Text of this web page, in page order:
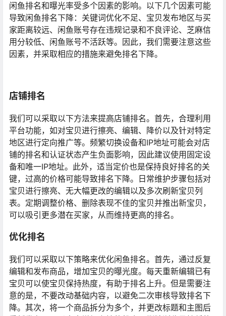
闲鱼排名和曝光率受多个因素的影响。以下几个因素可能
导致闲鱼排名下降：关键词优化不足、宝贝发布地区与买
家距离较远、闲鱼账号存在违规记录和不良评论、芝麻信
用分较低、闲鱼账号不活跃等。因此，我们需要注意这些
因素，并采取相应的措施来避免排名下降。
店铺排名
我们可以采取以下方法来提高店铺排名。首先，合理利用
平台功能，如对宝贝进行擦亮、编辑、降价以及针对特定
地区进行定向推广等。频繁切换设备和IP地址可能会对店
铺的排名和认证状态产生负面影响，因此建议使用固定设
备和唯一IP地址。此外，适当定价也是保持良好排名的关
键，过高的价格可能导致排名下降。日常维护步骤包括对
宝贝进行擦亮、无大幅更改的编辑以及多次刷新宝贝列
表。定期调整价格、删除表现不佳的宝贝并推出新宝贝，
可以吸引更多潜在买家，从而维持更高的排名。
优化排名
我们可以采取以下策略来优化闲鱼排名。首先，通过反复
编辑和发布商品，增加宝贝的曝光度。每天重新编辑已有
宝贝可以使宝贝保持热度，有助于排名上升。但是需要注
意的是，不要改动基础内容，以避免二次审核导致排名下
降。其次，将一个商品拆分为多个，并更改标题和主图后